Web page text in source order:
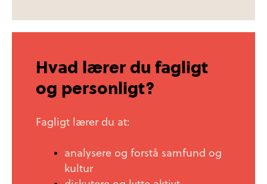
Hvad lærer du fagligt
og personligt?
Fagligt lærer du at:
analysere og forstå samfund og
kultur